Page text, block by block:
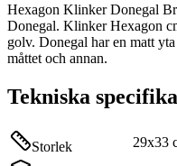
Hexagon Klinker Donegal
Donegal. Klinker Hexagon
golv. Donegal har en matt
måttet och annan.
Tekniska
Storlek 29x33